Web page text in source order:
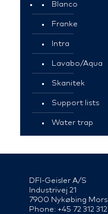
Blanco
Franke
Intra
Lavabo/Aqua
Skanitek
Support lists
Water trap
DFI-Geisler A/S
Industrivej 21
7900 Nykøbing Mors
Phone: +45 72 312 312